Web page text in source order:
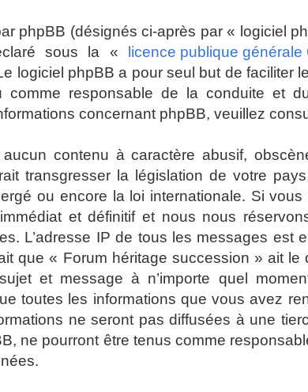
phpBB (désignés ci-après par « logiciel
sous la «
licence publique générale
logiciel phpBB a pour seul but de faciliter
responsable de la conduite et
concernant phpBB, veuillez
contenu à caractère abusif,
transgresser la législation de votre
ou encore la loi internationale. Si
et définitif et nous nous
L’adresse IP de tous les messages est
que « Forum héritage succession » ait
et message à n’importe quel
toutes les informations que vous avez
ne seront pas diffusées à une
ne pourront être tenus comme